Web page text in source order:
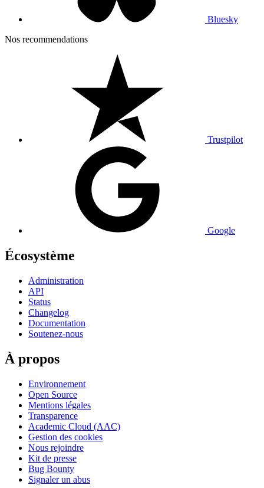
Bluesky
Nos recommendations
Trustpilot
Google
Écosystème
Administration
API
Status
Changelog
Documentation
Soutenez-nous
À propos
Environnement
Open Source
Mentions légales
Transparence
Academic Cloud (AAC)
Gestion des cookies
Nous rejoindre
Kit de presse
Bug Bounty
Signaler un abus